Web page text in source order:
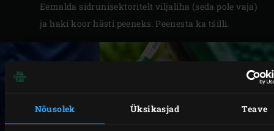
Nõusolek Üksikasjad Teave
Eemalda sidrunisektoritelt viljaliha (seda pole vaja)
ja haki koor hästi peeneks. Peenesta ka tšilli.